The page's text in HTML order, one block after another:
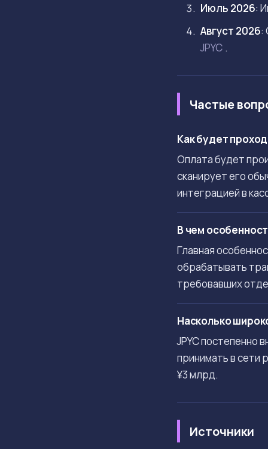
Июль 2026:
Август 2026:
JPYC .
Частые
Как будет
Оплата будет
сканирует его
интеграцией в
В чем
Главная
обрабатывать
требовавших
Насколько
JPYC постепенно
принимать в сети
¥3 млрд.
Источники